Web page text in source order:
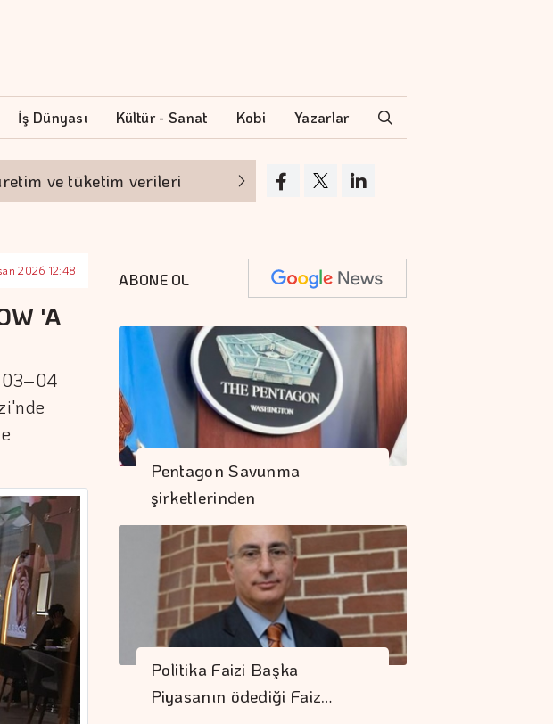
İş Dünyası Kültür - Sanat Kobi Yazarlar
tüketim verileri Pentagon savunma şirketlerinden
2026 12:48
'A
03–04
ABONE OL
Pentagon Savunma
şirketlerinden
Hızlanmalarını…
Politika Faizi Başka
Piyasanın ödediği Faiz…